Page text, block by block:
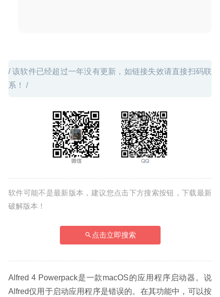
/ 该软件已经超过一年没有更新，如链接失效请直接扫码联
系！ /
软件可能不是最新版本，建议您点击下方搜索按钮，下载最新
破解版本！
点击立即搜索
Alfred 4 Powerpack是一款macOS的应用程序启动器。说
Alfred仅用于启动应用程序是错误的。在其功能中，可以按